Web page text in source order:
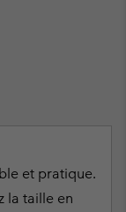
et pratique.
la taille en